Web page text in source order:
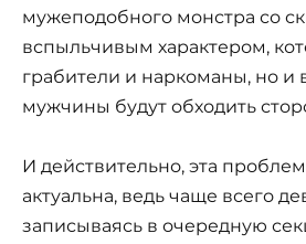
мужеподобного монстра со
вспыльчивым характером,
грабители и наркоманы, но и
мужчины будут обходить
И действительно, эта
актуальна, ведь чаще всего
записываясь в очередную